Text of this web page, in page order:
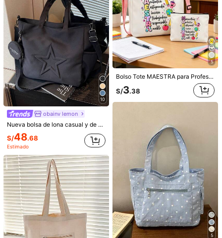
.60
Estimado
17
SDIYABOLO BAG
-4% Últimos 2 días Bolso de mano para mujer, bolso ligero y esponjoso, adecuado para viajes, trabajo, playa, gimnasio, compras
#2 Más vendidos
en Blanco Bolsos De Mano Para Mujer
S/76.40
Estimado
Sel·Erth
41.18
10
obainv lemon
Nueva bolsa de lona casual y de moda con patrón de estrella y múltiples bolsillos, incluida una monedero
S/48.68
Estimado
5
Bolso Tote MAESTRA para Profesora con Estuche de Maquillaje, Bolso de Profesora de Gran Capacidad con Correa de Hombro Ajustable, Bolso de Hombro para Mujer Estampado con Crayones, Lápices, Regla y Texto "Maestra", Diseño Vibrante con Tema de Profesora, Bolso Portátil para Almacenar Maquillaje, Bolso de Viaje de Maquillaje para Mujer, Monedero, Accesorio Universitario, Diseño Vibrante, Estructura Resistente con Gran Capacidad Espaciosa, Adecuado para Escuela, Universidad, Desarrollo Profesional, Regalo Ideal para Mentores y Amigos, Regalo Creativo para Profesora, Regalo de Graduación, Accesorio Esencial para Actividades al Aire Libre de Fashionista
S/3.38
5